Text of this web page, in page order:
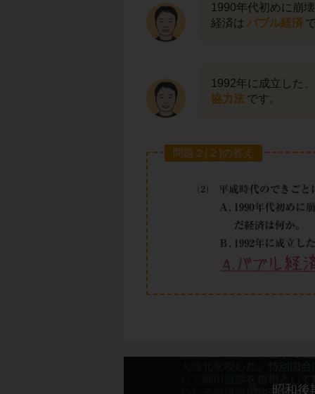
1990年代初めに崩
経済は バブル経済
1992年に成立した
協力法 です。
問題２(２)の答え
昭和後